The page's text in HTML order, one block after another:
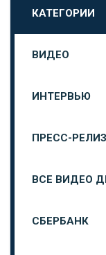
КАТЕГОРИИ
ВИДЕО
ИНТЕРВЬЮ
ПРЕСС-
ВСЕ ВИДЕО
СБЕРБАНК